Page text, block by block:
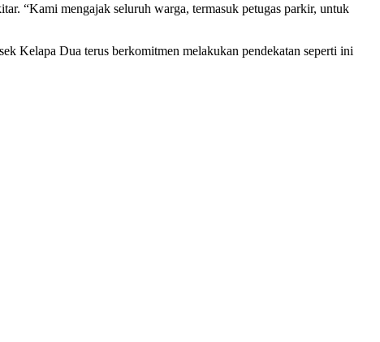
“Kami mengajak seluruh warga, termasuk petugas parkir, untuk
Kelapa Dua terus berkomitmen melakukan pendekatan seperti ini